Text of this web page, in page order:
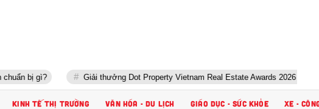
Giải thưởng Dot Property Vietnam Real Estate Awards 2026 tôn vinh bền
KINH TẾ THỊ TRƯỜNG VĂN HÓA - DU LỊCH GIÁO DỤC - SỨC KHỎE XE -